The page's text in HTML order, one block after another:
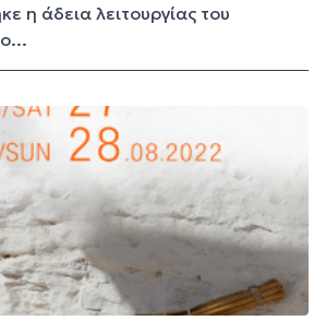
η άδεια λειτουργίας του